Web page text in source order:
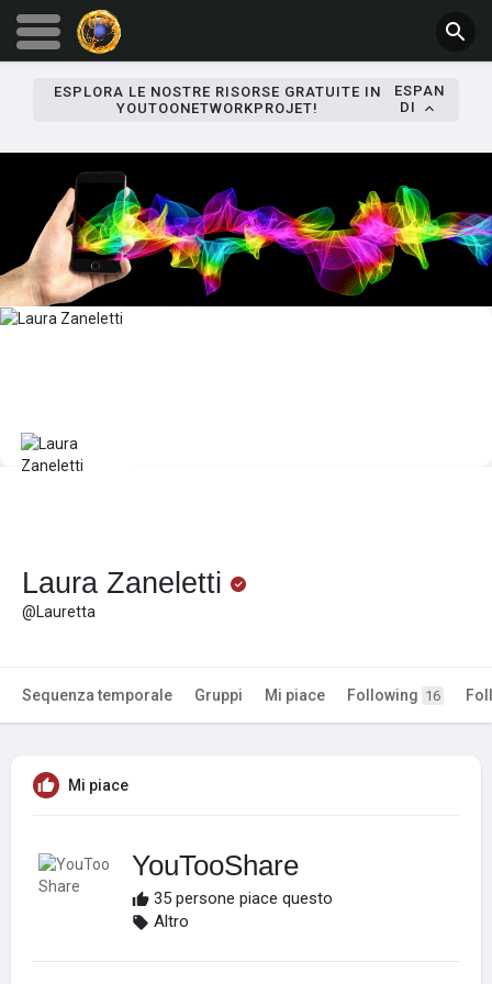
ESPLORA LE NOSTRE RISORSE GRATUITE IN
YOUTOONETWORKPROJET!
ESPAN
DI
Laura Zaneletti
@Lauretta
Sequenza temporale Gruppi Mi piace Following 16
Mi piace
YouTooShare
35 persone piace questo
Altro